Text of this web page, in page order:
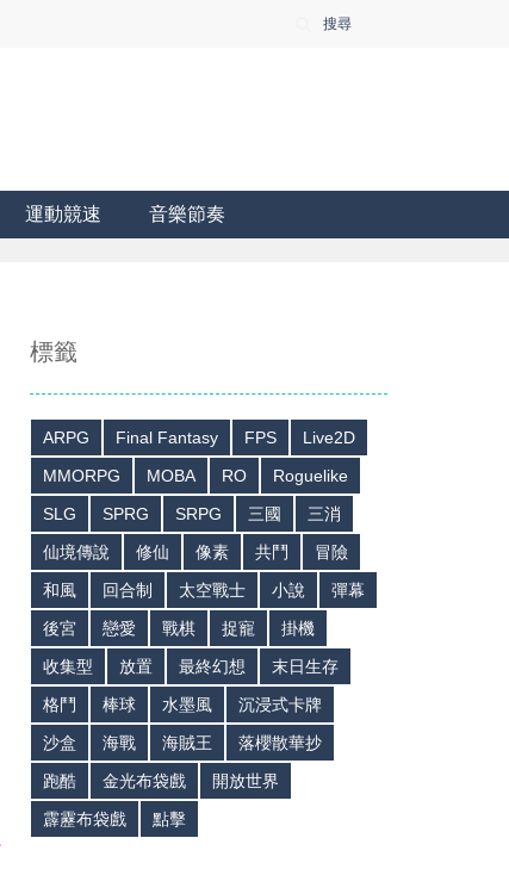
搜尋
運動競速 音樂節奏
標籤
ARPG Final Fantasy FPS
Live2D
MMORPG
MOBA RO
Roguelike
SLG
SPRG SRPG 三國
三消
仙境傳說
修仙 像素 共鬥
冒險
和風
回合制 太空戰士 小說
彈幕
後宮
戀愛 戰棋 捉寵
掛機
收集型
放置 最終幻想
末日生存
格鬥
棒球 水墨風
沉浸式卡牌
沙盒
海戰 海賊王
落櫻散華抄
跑酷
金光布袋戲
開放世界
霹靂布袋戲
點擊